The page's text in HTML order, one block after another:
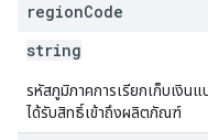
regionCode
string
รหัสภูมิภาคการเรียกเก็บเงิน
ได้รับสิทธิ์เข้าถึงผลิตภัณฑ์